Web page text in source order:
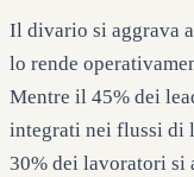
Il divario si aggrava
lo rende
Mentre il 45% dei
integrati nei flussi di
30% dei lavoratori si